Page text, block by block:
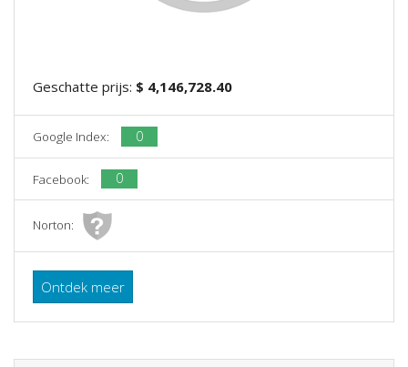
Geschatte prijs: $ 4,146,728.40
Google Index: 0
Facebook: 0
Norton:
Ontdek meer